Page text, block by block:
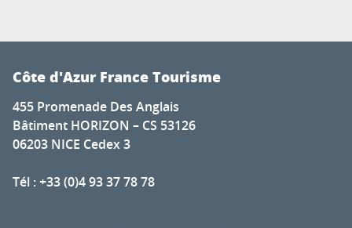
Côte d'Azur France Tourisme
455 Promenade Des Anglais
Bâtiment HORIZON – CS 53126
06203 NICE Cedex 3
Tél : +33 (0)4 93 37 78 78